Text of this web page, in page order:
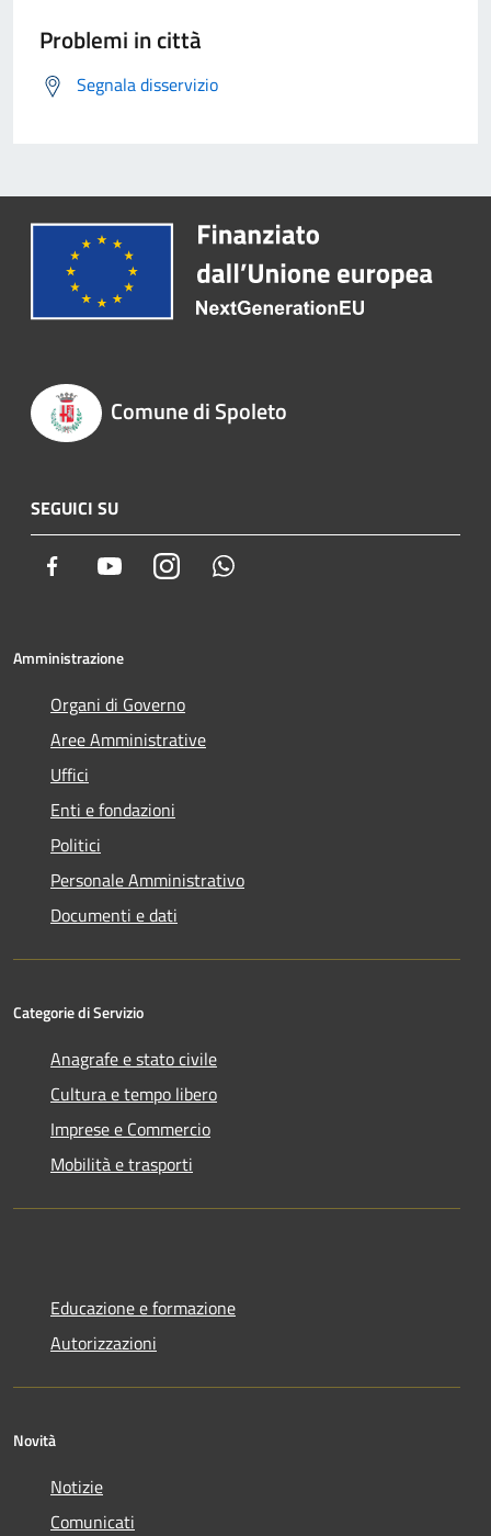
Problemi in città
Segnala disservizio
Comune di Spoleto
SEGUICI SU
Facebook YoutubeInstagram
Amministrazione
Organi di Governo
Aree Amministrative
Uffici
Enti e fondazioni
Politici
Personale Amministrativo
Documenti e dati
Categorie di Servizio
Anagrafe e stato civile
Cultura e tempo libero
Imprese e Commercio
Mobilità e trasporti
Educazione e formazione
Autorizzazioni
Novità
Notizie
Comunicati